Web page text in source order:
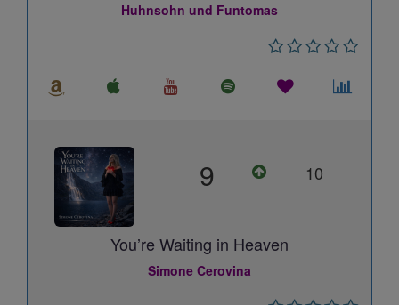
Huhnsohn und Funtomas
9 10
You’re Waiting in Heaven
Simone Cerovina